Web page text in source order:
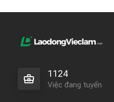
1124
Việc đang tuyển